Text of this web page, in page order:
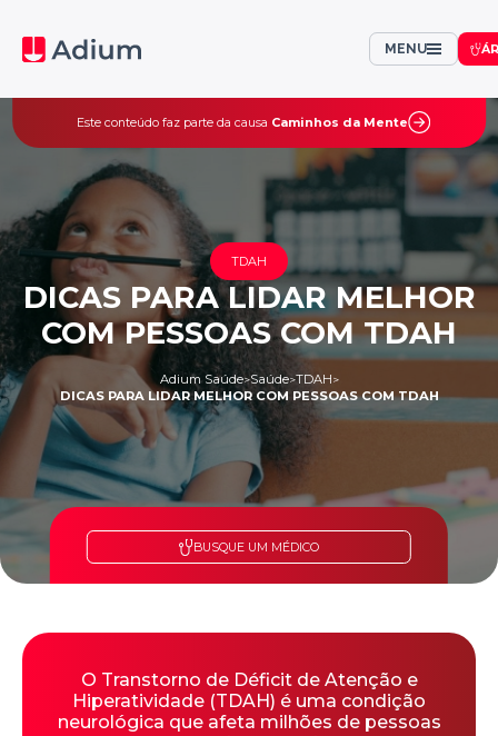
MENU
Este conteúdo faz parte da causa Caminhos da Mente
TDAH
DICAS PARA LIDAR MELHOR
COM PESSOAS COM TDAH
Adium Saúde>Saúde>TDAH>
DICAS PARA LIDAR MELHOR COM PESSOAS COM TDAH
BUSQUE UM MÉDICO
O Transtorno de Déficit de Atenção e
Hiperatividade (TDAH) é uma condição
neurológica que afeta milhões de pessoas